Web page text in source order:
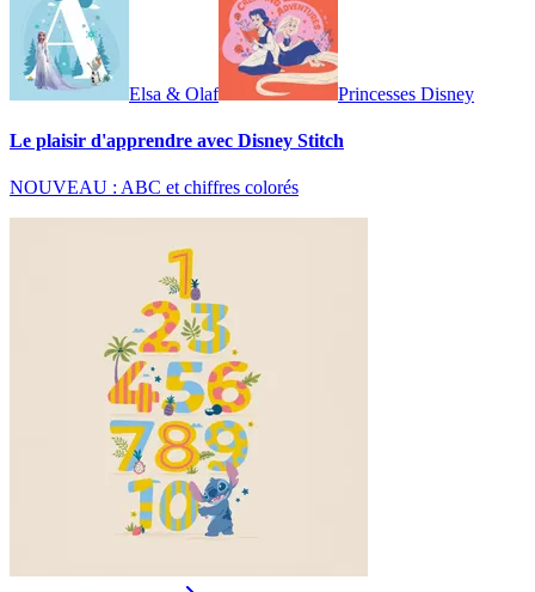
Elsa & Olaf Princesses Disney
Le plaisir d'apprendre avec Disney Stitch
NOUVEAU : ABC et chiffres colorés